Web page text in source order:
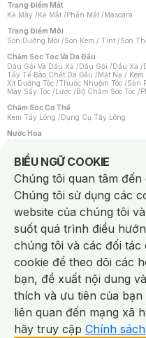
NowFree 2H Giao
Trang Điểm Mắt
Kẻ Mày /Kẻ Mắt /Phấn Mắt /Mascara
Trang Điểm Môi
Son Dưỡng Môi /Son Kem / Tint /Son
Chăm Sóc Tóc Và Da Đầu
Dầu Gội Và Dầu Xả /Dầu Gội /Dầu Xả /
Tẩy Tế Bào Chết Da Đầu /Mặt Nạ / Kem
Xịt Dưỡng Tóc /Thuốc Nhuộm Tóc /Sản
Máy Sấy Tóc /Lược /Bộ Chăm Sóc Tóc /
Chăm Sóc Cơ Thể
Kem Tẩy Lông /Dụng Cụ Tẩy Lông
Nước Hoa
Nước Hoa Nữ
Chăm Sóc Cá Nhân
Chống Muỗi /Khẩu Trang /Máy
Sản Phẩm Chăm Sóc Khác /Bàn Chải
Hỗ Trợ Trắng Răng/Kem Đánh Răng /
Tăm / Chỉ Nha Khoa/ Xịt Thơm Miệng /
Khăn Ướt Vệ Sinh Vùng Kín/Băng Vệ
Máy Cạo Râu
Vấn Đề Về Da
Da Dầu / Lỗ Chân Lông To/ Da Khô /
Da Nhạy Cảm / Kích Ứng
Da Xỉn Màu
Quầng Thâm & Bọng Mắt /Sẹo /Viêm
Dụng Cụ / Phụ Kiện Chăm Sóc Da
Bông Tẩy Trang
Khăn Lau Mặt Khô
Dụng Cụ Chăm Sóc Khác
BIỂU NGỮ COOKIE
Notice about cookies usage
Chúng tôi quan tâm
Chúng tôi sử dụng các
website của chúng tôi
suốt quá trình điều
chúng tôi và các đối tác
cookie để theo dõi các
bạn, đề xuất nội dung
thích và ưu tiên của
liên quan đến mạng xã
hãy truy cập Chính